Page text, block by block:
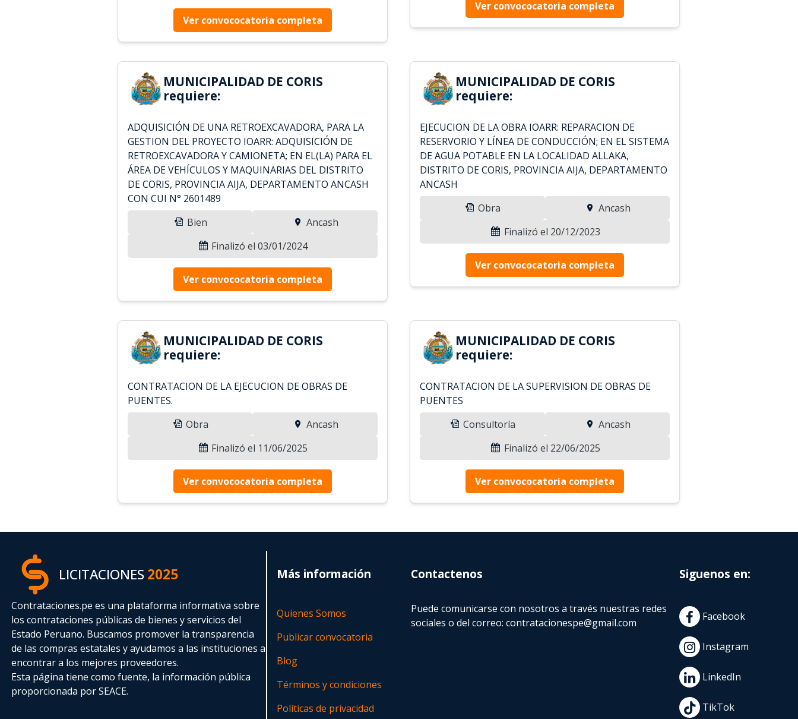
Ver convococatoria completa
Ver convococatoria completa
MUNICIPALIDAD DE CORIS
requiere:
ADQUISICIÓN DE UNA RETROEXCAVADORA, PARA LA
GESTION DEL PROYECTO IOARR: ADQUISICIÓN DE
RETROEXCAVADORA Y CAMIONETA; EN EL(LA) PARA EL
ÁREA DE VEHÍCULOS Y MAQUINARIAS DEL DISTRITO
DE CORIS, PROVINCIA AIJA, DEPARTAMENTO ANCASH
CON CUI N° 2601489
Bien
Ancash
Finalizó el 03/01/2024
Ver convococatoria completa
MUNICIPALIDAD DE CORIS
requiere:
EJECUCION DE LA OBRA IOARR: REPARACION DE
RESERVORIO Y LÍNEA DE CONDUCCIÓN; EN EL SISTEMA
DE AGUA POTABLE EN LA LOCALIDAD ALLAKA,
DISTRITO DE CORIS, PROVINCIA AIJA, DEPARTAMENTO
ANCASH
Obra
Ancash
Finalizó el 20/12/2023
Ver convococatoria completa
MUNICIPALIDAD DE CORIS
requiere:
CONTRATACION DE LA EJECUCION DE OBRAS DE
PUENTES.
Obra
Ancash
Finalizó el 11/06/2025
Ver convococatoria completa
MUNICIPALIDAD DE CORIS
requiere:
CONTRATACION DE LA SUPERVISION DE OBRAS DE
PUENTES
Consultoría
Ancash
Finalizó el 22/06/2025
Ver convococatoria completa
LICITACIONES2025
Contrataciones.pe es una plataforma informativa sobre
los contrataciones públicas de bienes y servicios del
Estado Peruano. Buscamos promover la transparencia
de las compras estatalesy ayudamos a las instituciones a
encontrar a los mejores proveedores.
Esta página tiene como fuente, la información pública
proporcionada por SEACE.
Más información
Quienes Somos
Publicar convocatoria
Blog
Términos y condiciones
Políticas de privacidad
Contactenos
Puede comunicarse con nosotros a través nuestras redes
sociales o del correo:contratacionespe@gmail.com
Siguenos en:
Facebook
Instagram
LinkedIn
TikTok